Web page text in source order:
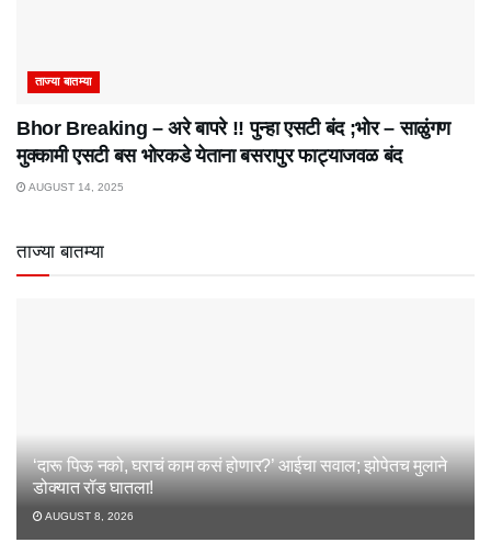
ताज्या बातम्या
Bhor Breaking – अरे बापरे‌ !! पुन्हा एसटी बंद ;भोर – साळुंगण
मुक्कामी एसटी बस भोरकडे येताना बसरापुर फाट्याजवळ बंद
AUGUST 14, 2025
ताज्या बातम्या
‘दारू पिऊ नको, घराचं काम कसं होणार?’ आईचा सवाल; झोपेतच मुलाने
डोक्यात रॉड घातला!
AUGUST 8, 2026